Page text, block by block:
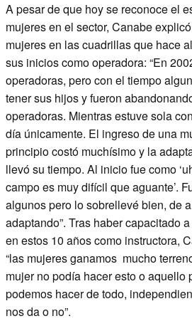
A pesar de que hoy se reconoce el
mujeres en el sector, Canabe
mujeres en las cuadrillas que hace
sus inicios como operadora: “En
operadoras, pero con el tiempo
tener sus hijos y fueron
operadoras. Mientras estuve sola
día únicamente. El ingreso de una
principio costó muchísimo y la
llevó su tiempo. Al inicio fue como
campo es muy difícil que aguante’.
algunos pero lo sobrellevé bien, de
adaptando”. Tras haber capacitado
en estos 10 años como instructora,
“las mujeres ganamos mucho
mujer no podía hacer esto o aquello
podemos hacer de todo,
nos da o no”.